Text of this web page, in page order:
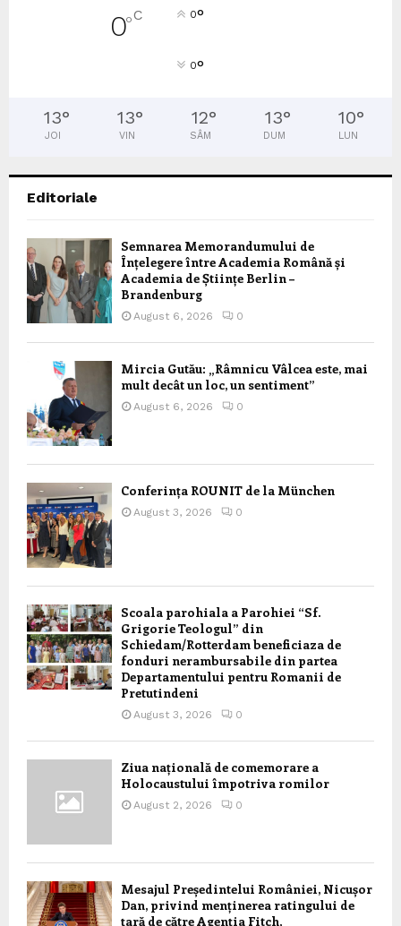
0°C 0°
0°
13°
JOI
13°
VIN
12°
SÂM
13°
DUM
10°
LUN
Editoriale
Semnarea Memorandumului de
Înțelegere între Academia Română și
Academia de Științe Berlin –
Brandenburg
August 6, 2026 0
Mircia Gutău: „Râmnicu Vâlcea este, mai
mult decât un loc, un sentiment”
August 6, 2026 0
Conferința ROUNIT de la München
August 3, 2026 0
Scoala parohiala a Parohiei “Sf.
Grigorie Teologul” din
Schiedam/Rotterdam beneficiaza de
fonduri nerambursabile din partea
Departamentului pentru Romanii de
Pretutindeni
August 3, 2026 0
Ziua națională de comemorare a
Holocaustului împotriva romilor
August 2, 2026 0
Mesajul Președintelui României, Nicușor
Dan, privind menținerea ratingului de
țară de către Agenția Fitch,